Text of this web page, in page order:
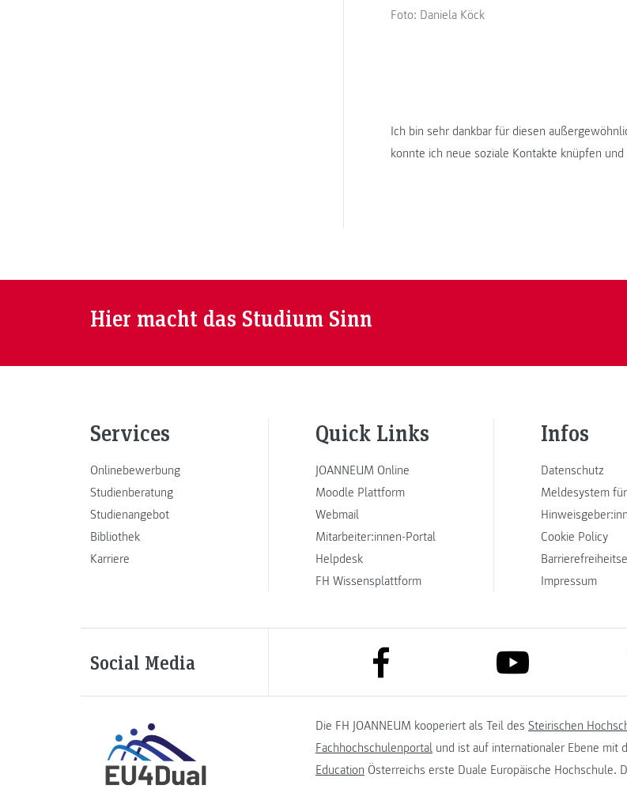
Foto: Daniela Köck
Ich bin sehr dankbar für diesen
konnte ich neue soziale Kontakte knüpfen
Hier macht das Studium Sinn
Services
Onlinebewerbung
Studienberatung
Studienangebot
Bibliothek
Karriere
Quick Links
JOANNEUM Online
Moodle Plattform
Webmail
Mitarbeiter:innen-Portal
Helpdesk
FH Wissensplattform
Infos
Datenschutz
Meldesystem für
Cookie Policy
Impressum
Social Media link to facebook link to youtube
Die FH JOANNEUM kooperiert als Teil des Steirischen
Fachhochschulenportal und ist auf internationaler Ebene mit
Education Österreichs erste Duale Europäische Hochschule.